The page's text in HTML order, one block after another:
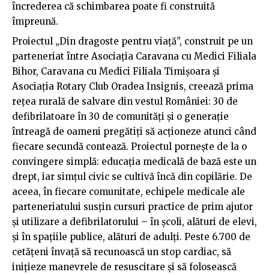
încrederea că schimbarea poate fi construită
împreună.
Proiectul „Din dragoste pentru viață”, construit pe un
parteneriat între Asociația Caravana cu Medici Filiala
Bihor, Caravana cu Medici Filiala Timișoara și
Asociația Rotary Club Oradea Insignis, creează prima
rețea rurală de salvare din vestul României: 30 de
defibrilatoare în 30 de comunități și o generație
întreagă de oameni pregătiți să acționeze atunci când
fiecare secundă contează. Proiectul pornește de la o
convingere simplă: educația medicală de bază este un
drept, iar simțul civic se cultivă încă din copilărie. De
aceea, în fiecare comunitate, echipele medicale ale
parteneriatului susțin cursuri practice de prim ajutor
și utilizare a defibrilatorului – în școli, alături de elevi,
și în spațiile publice, alături de adulți. Peste 6.700 de
cetățeni învață să recunoască un stop cardiac, să
inițieze manevrele de resuscitare și să folosească